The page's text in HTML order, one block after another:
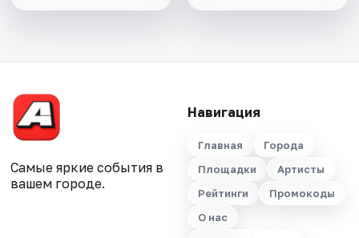
Самые яркие события в
вашем городе.
Навигация
Главная
Города
Площадки
Артисты
Рейтинги
Промокоды
О нас